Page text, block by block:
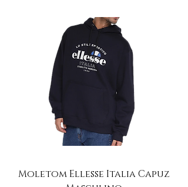
Moletom Ellesse Italia Capuz